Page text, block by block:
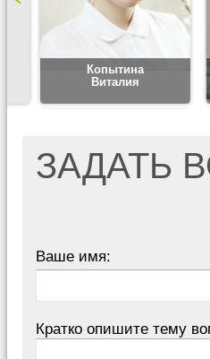
Копытина
Виталия
ЗАДАТЬ
Ваше имя:
Кратко опишите тему